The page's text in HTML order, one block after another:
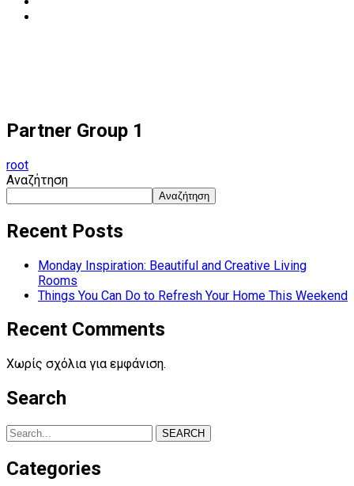
Partner Group 1
root
Αναζήτηση
Αναζήτηση
Recent Posts
Monday Inspiration: Beautiful and Creative Living
Rooms
Things You Can Do to Refresh Your Home This Weekend
Recent Comments
Χωρίς σχόλια για εμφάνιση.
Search
SEARCH
Categories